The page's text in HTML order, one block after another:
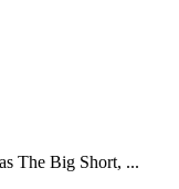
The Big Short, ...